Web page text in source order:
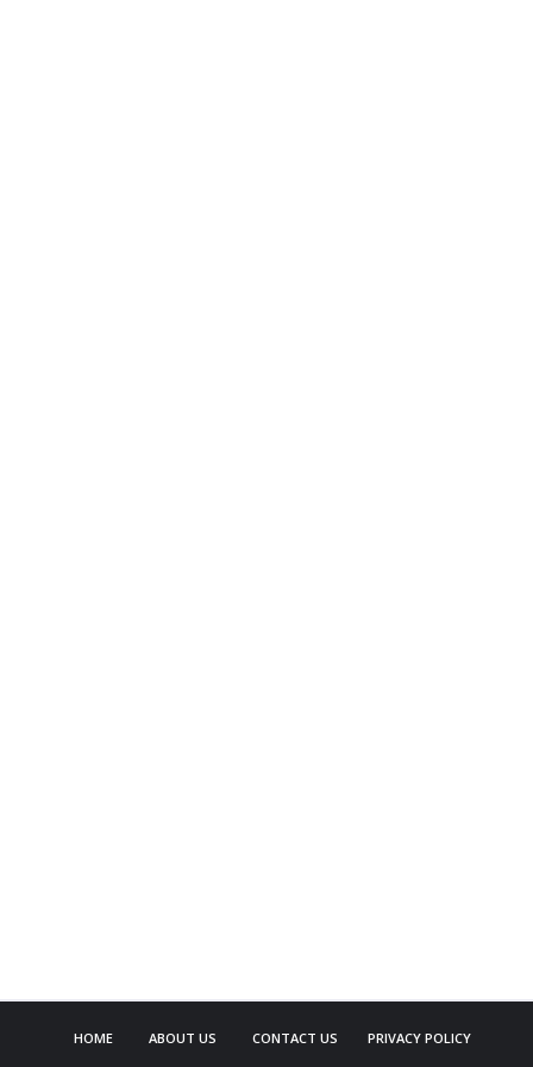
HOME ABOUT US CONTACT US PRIVACY POLICY